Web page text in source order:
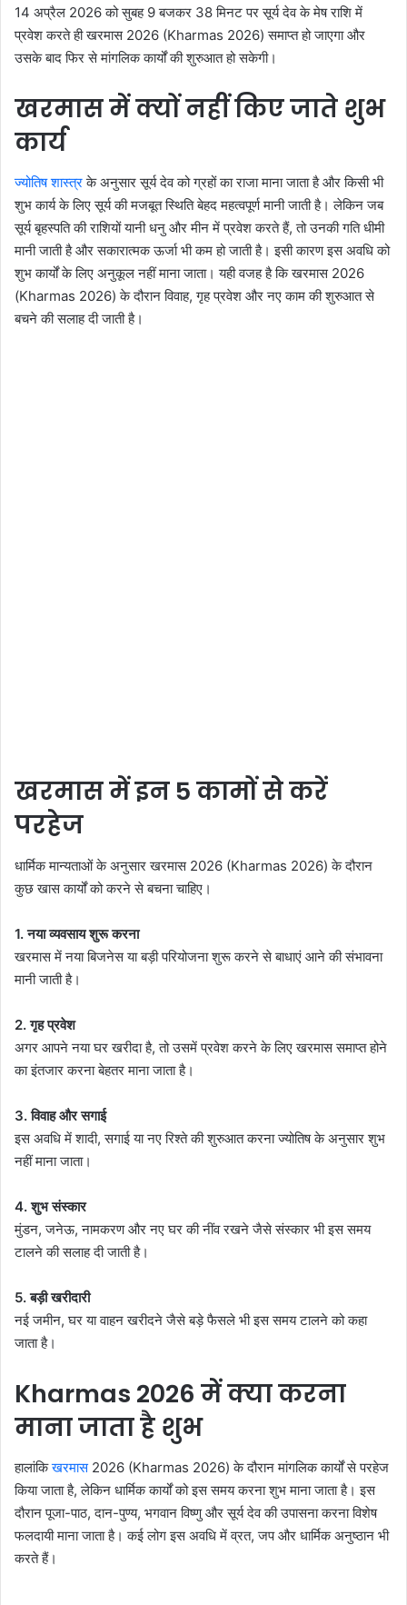
14 अप्रैल 2026 को सुबह 9 बजकर 38 मिनट पर सूर्य देव के मेष राशि में
प्रवेश करते ही खरमास 2026 (Kharmas 2026) समाप्त हो जाएगा और
उसके बाद फिर से मांगलिक कार्यों की शुरुआत हो सकेगी।
खरमास में क्यों नहीं किए जाते शुभ
कार्य
ज्योतिष शास्त्रके अनुसार सूर्य देव को ग्रहों का राजा माना जाता है और किसी भी
शुभ कार्य के लिए सूर्य की मजबूत स्थिति बेहद महत्वपूर्ण मानी जाती है। लेकिन जब
सूर्य बृहस्पति की राशियों यानी धनु और मीन में प्रवेश करते हैं, तो उनकी गति धीमी
मानी जाती है और सकारात्मक ऊर्जा भी कम हो जाती है। इसी कारण इस अवधि को
शुभ कार्यों के लिए अनुकूल नहीं माना जाता। यही वजह है कि खरमास 2026
(Kharmas 2026) के दौरान विवाह, गृह प्रवेश और नए काम की शुरुआत से
बचने की सलाह दी जाती है।
खरमास में इन 5 कामों से करें
परहेज
धार्मिक मान्यताओं के अनुसार खरमास 2026 (Kharmas 2026) के दौरान
कुछ खास कार्यों को करने से बचना चाहिए।
1. नया व्यवसाय शुरू करना
खरमास में नया बिजनेस या बड़ी परियोजना शुरू करने से बाधाएं आने की संभावना
मानी जाती है।
2. गृह प्रवेश
अगर आपने नया घर खरीदा है, तो उसमें प्रवेश करने के लिए खरमास समाप्त होने
का इंतजार करना बेहतर माना जाता है।
3. विवाह और सगाई
इस अवधि में शादी, सगाई या नए रिश्ते की शुरुआत करना ज्योतिष के अनुसार शुभ
नहीं माना जाता।
4. शुभ संस्कार
मुंडन, जनेऊ, नामकरण और नए घर की नींव रखने जैसे संस्कार भी इस समय
टालने की सलाह दी जाती है।
5. बड़ी खरीदारी
नई जमीन, घर या वाहन खरीदने जैसे बड़े फैसले भी इस समय टालने को कहा
जाता है।
Kharmas 2026 में क्या करना
माना जाता है शुभ
हालांकिखरमास2026 (Kharmas 2026) के दौरान मांगलिक कार्यों से परहेज
किया जाता है, लेकिन धार्मिक कार्यों को इस समय करना शुभ माना जाता है। इस
दौरान पूजा-पाठ, दान-पुण्य, भगवान विष्णु और सूर्य देव की उपासना करना विशेष
फलदायी माना जाता है। कई लोग इस अवधि में व्रत, जप और धार्मिक अनुष्ठान भी
करते हैं।